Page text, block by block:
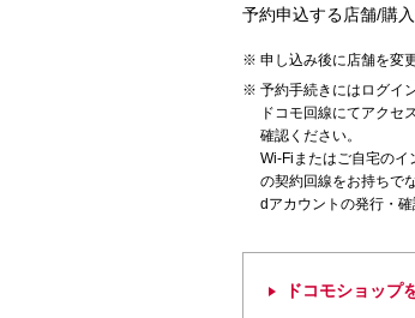
予約申込する店舗/購
申し込み後に店舗を変
予約手続きにはログイ
ドコモ回線にてアクセ
確認ください。
Wi-Fiまたはご自宅のイ
の契約回線をお持ちで
dアカウントの発行・確
ドコモショップ